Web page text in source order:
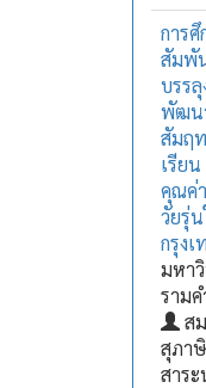
การ
สัมพั
บรร
พัฒน
สัมฤ
เรีย
คุณค่
วัยรุ่
กรุง
มหา
ราม
ส
สุภา
สาร